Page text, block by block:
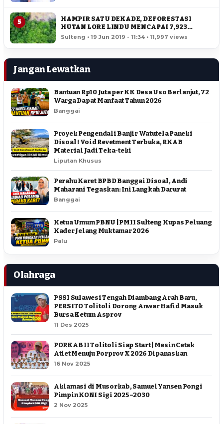
5
HAMPIR SATU DEKADE, DEFORESTASI
HUTAN LORE LINDU MENCAPAI 7,923
HEKTAR
Sulteng • 19 Jun 2019 - 11:34 • 11,997 views
Jangan Lewatkan
Bantuan Rp10 Juta per KK Desa Uso Berlanjut, 72
Warga Dapat Manfaat Tahun 2026
Banggai
Proyek Pengendali Banjir Watutela Paneki
Disoal ! Void Revetment Terbuka, RKAB
Material Jadi Teka-teki
Liputan Khusus
Perahu Karet BPBD Banggai Disoal, Andi
Maharani Tegaskan: Ini Langkah Darurat
Banggai
Ketua Umum PBNU | PMII Sulteng Kupas Peluang
Kader Jelang Muktamar 2026
Palu
Olahraga
PSSI Sulawesi Tengah Diambang Arah Baru,
PERSITO Tolitoli Dorong Anwar Hafid Masuk
Bursa Ketum Asprov
11 Des 2025
PORKAB II Tolitoli Siap Start | Mesin Cetak
Atlet Menuju Porprov X 2026 Dipanaskan
16 Nov 2025
Aklamasi di Musorkab, Samuel Yansen Pongi
Pimpin KONI Sigi 2025–2030
2 Nov 2025